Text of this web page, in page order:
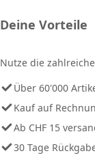
Deine Vorteile
Nutze die
Über 60'000
Kauf auf
Ab CHF 15
30 Tage